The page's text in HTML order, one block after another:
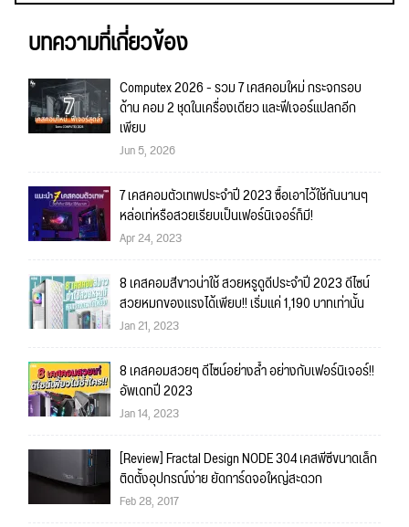
บทความที่เกี่ยวข้อง
Computex 2026 - รวม 7 เคสคอมใหม่ กระจกรอบ
ด้าน คอม 2 ชุดในเครื่องเดียว และฟีเจอร์แปลกอีก
เพียบ
Jun 5, 2026
7 เคสคอมตัวเทพประจำปี 2023 ซื้อเอาไว้ใช้กันนานๆ
หล่อเท่หรือสวยเรียบเป็นเฟอร์นิเจอร์ก็มี!
Apr 24, 2023
8 เคสคอมสีขาวน่าใช้ สวยหรูดูดีประจำปี 2023 ดีไซน์
สวยหมกของแรงได้เพียบ!! เริ่มแค่ 1,190 บาทเท่านั้น
Jan 21, 2023
8 เคสคอมสวยๆ ดีไซน์อย่างล้ำ อย่างกับเฟอร์นิเจอร์!!
อัพเดทปี 2023
Jan 14, 2023
[Review] Fractal Design NODE 304 เคสพีซีขนาดเล็ก
ติดตั้งอุปกรณ์ง่าย ยัดการ์ดจอใหญ่สะดวก
Feb 28, 2017